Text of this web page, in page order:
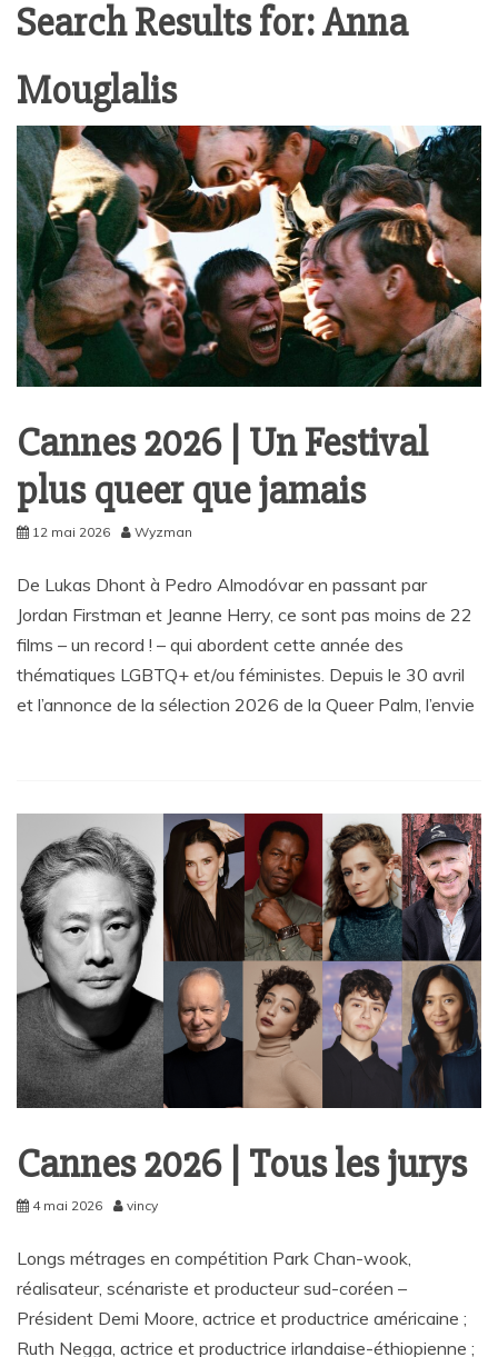
Search Results for:Anna
Mouglalis
Cannes 2026 | Un Festival
plus queer que jamais
12 mai 2026 Wyzman
De Lukas Dhont à Pedro Almodóvar en passant par
Jordan Firstman et Jeanne Herry, ce sont pas moins de 22
films – un record ! – qui abordent cette année des
thématiques LGBTQ+ et/ou féministes. Depuis le 30 avril
et l’annonce de la sélection 2026 de la Queer Palm, l’envie
Cannes 2026 | Tous les jurys
4 mai 2026 vincy
Longs métrages en compétition Park Chan-wook,
réalisateur, scénariste et producteur sud-coréen –
Président Demi Moore, actrice et productrice américaine ;
Ruth Negga, actrice et productrice irlandaise-éthiopienne ;